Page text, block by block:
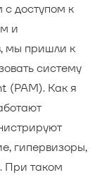
с доступом к
и
мы пришли к
систему
(PAM). Как я
гипервизоры,
При таком